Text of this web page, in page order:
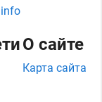
О сайте
Карта сайта